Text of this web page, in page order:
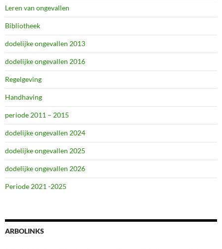
Leren van ongevallen
Bibliotheek
dodelijke ongevallen 2013
dodelijke ongevallen 2016
Regelgeving
Handhaving
periode 2011 – 2015
dodelijke ongevallen 2024
dodelijke ongevallen 2025
dodelijke ongevallen 2026
Periode 2021 -2025
ARBOLINKS